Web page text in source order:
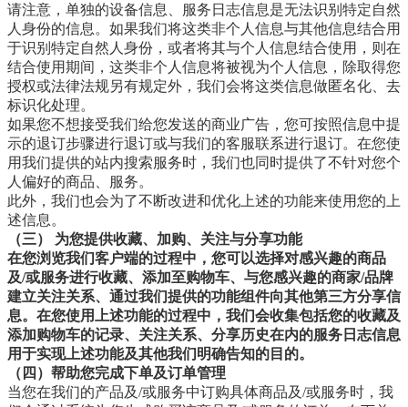
请注意，单独的设备信息、服务日志信息是无法识别特定自然
人身份的信息。如果我们将这类非个人信息与其他信息结合用
于识别特定自然人身份，或者将其与个人信息结合使用，则在
结合使用期间，这类非个人信息将被视为个人信息，除取得您
授权或法律法规另有规定外，我们会将这类信息做匿名化、去
标识化处理。
如果您不想接受我们给您发送的商业广告，您可按照信息中提
示的退订步骤进行退订或与我们的客服联系进行退订。在您使
用我们提供的站内搜索服务时，我们也同时提供了不针对您个
人偏好的商品、服务。
此外，我们也会为了不断改进和优化上述的功能来使用您的上
述信息。
（三） 为您提供收藏、加购、关注与分享功能
在您浏览我们客户端的过程中，您可以选择对感兴趣的商品
及/或服务进行收藏、添加至购物车、与您感兴趣的商家/品牌
建立关注关系、通过我们提供的功能组件向其他第三方分享信
息。在您使用上述功能的过程中，我们会收集包括您的收藏及
添加购物车的记录、关注关系、分享历史在内的服务日志信息
用于实现上述功能及其他我们明确告知的目的。
（四）帮助您完成下单及订单管理
当您在我们的产品及/或服务中订购具体商品及/或服务时，我